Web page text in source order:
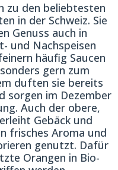
zu den beliebtesten
in der Schweiz. Sie
Genuss auch in
und Nachspeisen
häufig Saucen
gern zum
duften sie bereits
sorgen im Dezember
Auch der obere,
Gebäck und
frisches Aroma und
genutzt. Dafür
Orangen in Bio-